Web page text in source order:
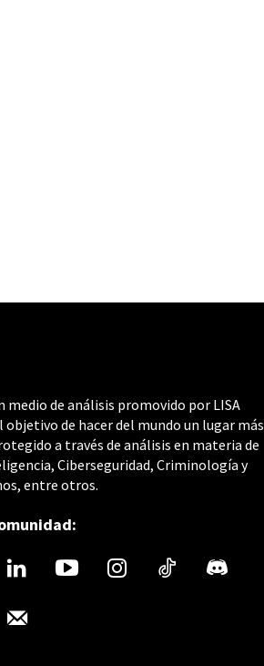
medio de análisis promovido por LISA
de hacer del mundo un lugar más
a través de análisis en materia de
Ciberseguridad, Criminología y
entre otros.